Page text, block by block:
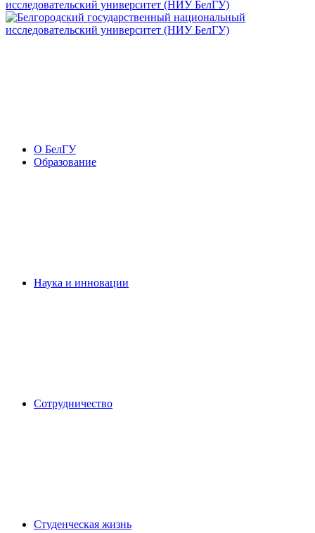
О БелГУ
Образование
Наука и инновации
Сотрудничество
Студенческая жизнь